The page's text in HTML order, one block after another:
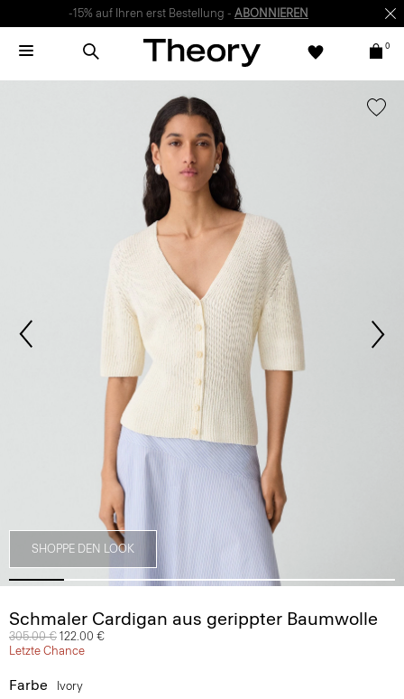
-15% auf Ihren erst Bestellung - ABONNIEREN
0
SHOPPE DEN LOOK
Schmaler Cardigan aus gerippter Baumwolle
Preis reduziert von
305.00 € auf
122.00 €
Letzte Chance
Farbe Ivory